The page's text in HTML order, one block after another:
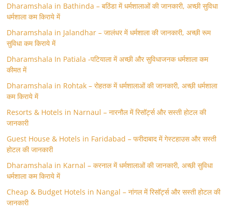
Dharamshala in Bathinda – बठिंडा में धर्मशालाओं की जानकारी, अच्छी सुविधा
धर्मशाला कम किराये में
Dharamshala in Jalandhar – जालंधर में धर्मशाला की जानकारी, अच्छी रूम
सुविधा कम किराये में
Dharamshala In Patiala -पटियाला में अच्छी और सुविधाजनक धर्मशाला कम
कीमत में
Dharamshala in Rohtak – रोहतक में धर्मशालाओं की जानकारी, अच्छी धर्मशाला
कम किराये में
Resorts & Hotels in Narnaul – नारनौल में रिसॉर्ट्स और सस्ती होटल की
जानकारी
Guest House & Hotels in Faridabad – फरीदाबाद में गेस्टहाउस और सस्ती
होटल की जानकारी
Dharamshala in Karnal – करनाल में धर्मशालाओं की जानकारी, अच्छी सुविधा
धर्मशाला कम किराये में
Cheap & Budget Hotels in Nangal – नांगल में रिसॉर्ट्स और सस्ती होटल की
जानकारी